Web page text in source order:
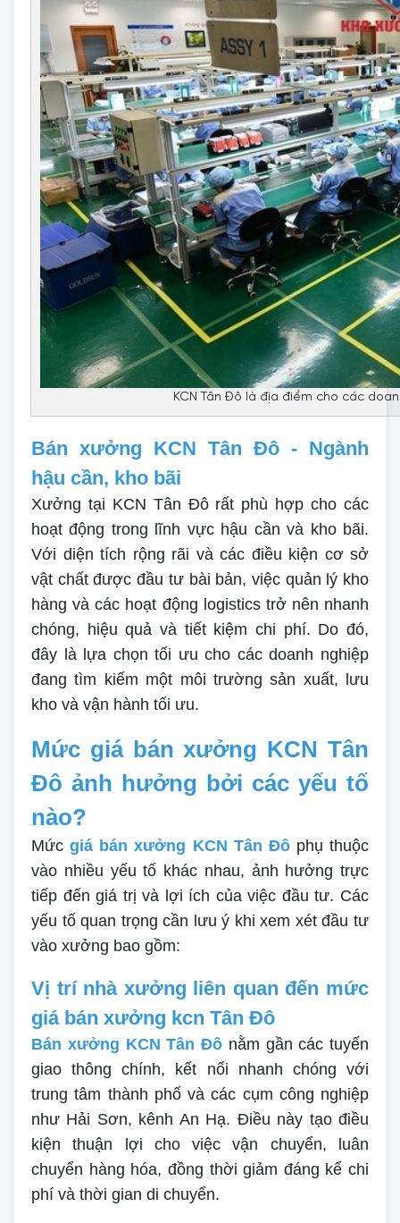
KCN Tân Đô là địa điểm cho các
Bán xưởng KCN Tân Đô - Ngành
hậu cần, kho bãi
Xưởng tại KCN Tân Đô rất phù hợp cho các
hoạt động trong lĩnh vực hậu cần và kho bãi.
Với diện tích rộng rãi và các điều kiện cơ sở
vật chất được đầu tư bài bản, việc quản lý kho
hàng và các hoạt động logistics trở nên nhanh
chóng, hiệu quả và tiết kiệm chi phí. Do đó,
đây là lựa chọn tối ưu cho các doanh nghiệp
đang tìm kiếm một môi trường sản xuất, lưu
kho và vận hành tối ưu.
Mức giá bán xưởng KCN Tân
Đô ảnh hưởng bởi các yếu tố
nào?
Mứcgiá bán xưởng KCN Tân Đôphụ thuộc
vào nhiều yếu tố khác nhau, ảnh hưởng trực
tiếp đến giá trị và lợi ích của việc đầu tư. Các
yếu tố quan trọng cần lưu ý khi xem xét đầu tư
vào xưởng bao gồm:
Vị trí nhà xưởng liên quan đến mức
giá bán xưởng kcn Tân Đô
Bán xưởng KCN Tân Đô nằm gần các tuyến
giao thông chính, kết nối nhanh chóng với
trung tâm thành phố và các cụm công nghiệp
như Hải Sơn, kênh An Hạ. Điều này tạo điều
kiện thuận lợi cho việc vận chuyển, luân
chuyển hàng hóa, đồng thời giảm đáng kể chi
phí và thời gian di chuyển.